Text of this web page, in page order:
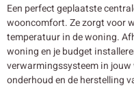
Een perfect geplaatste
wooncomfort. Ze zorgt voor
temperatuur in de woning.
woning en je budget
verwarmingssysteem in
onderhoud en de herstelling